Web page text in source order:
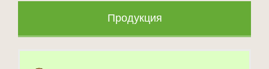
Продукция